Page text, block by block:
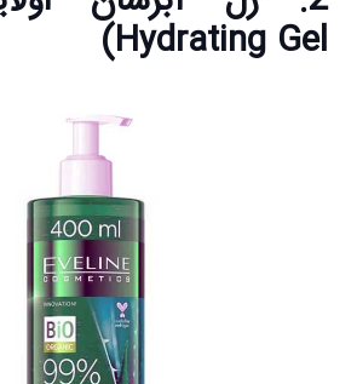
Hydrating Gel)